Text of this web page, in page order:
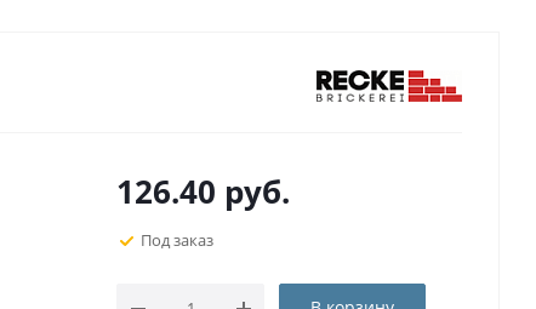
126.40 руб.
Под заказ